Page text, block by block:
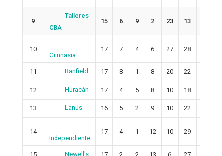
9
Talleres
CBA
15 6 9 2 23 13
10
Gimnasia
17 7 4 6 27 28
11 Banfield 17 8 1 8 20 22
12 Huracán 17 4 5 8 10 18
13 Lanús 16 5 2 9 10 22
14
Independiente
17 4 1 12 10 29
15 Newell's 17 2 2 13 6 27